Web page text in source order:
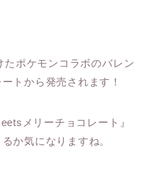
ポケモンコラボのバレン
トから発売されます！
メリーチョコレート』
か気になりますね。